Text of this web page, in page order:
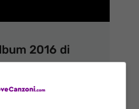
2016 di
e